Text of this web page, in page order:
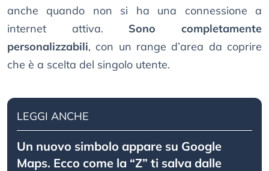
anche quando non si ha una connessione a
internet attiva. Sono completamente
personalizzabili, con un range d’area da coprire
che è a scelta del singolo utente.
LEGGI ANCHE
Un nuovo simbolo appare su Google
Maps. Ecco come la “Z” ti salva dalle